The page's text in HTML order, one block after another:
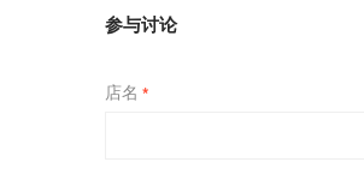
参与讨论
店名 *